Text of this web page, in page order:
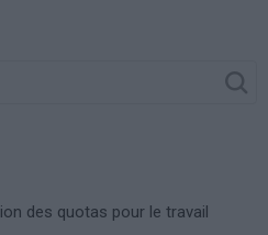
des quotas pour le travail